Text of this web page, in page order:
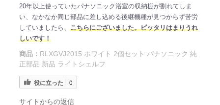
20年以上使っていたパナソニック浴室の収納棚が割れてしま
い、なかなか同じ部品に差し込める後継機種が見つからず苦労
していましたら、 こちらにございました。ピッタリはまりうれ
しいです！
商品： RLXGVJ2015 ホワイト 2個セット パナソニック 純
正部品 新品 ライトシェルフ
役に立った 0
サイトからの返信